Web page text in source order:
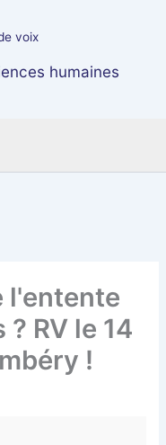
voix
humaines
l'entente
RV le 14
!